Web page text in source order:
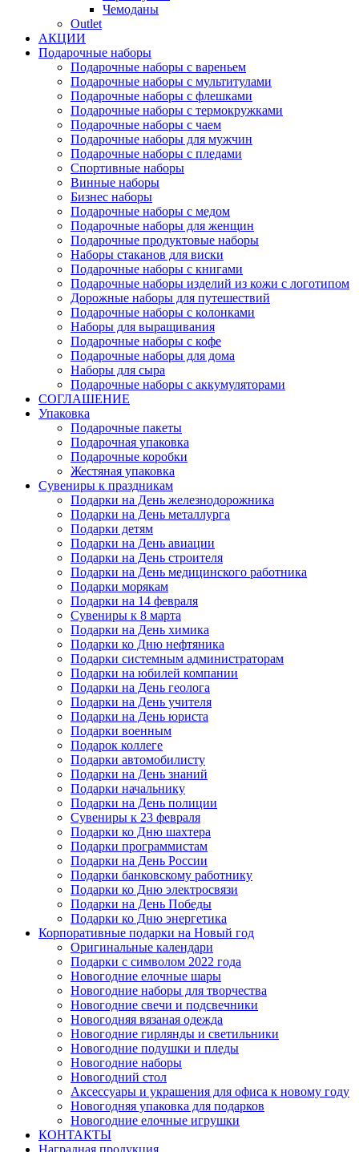
Чемоданы
Outlet
АКЦИИ
Подарочные наборы
Подарочные наборы с вареньем
Подарочные наборы с мультитулами
Подарочные наборы с флешками
Подарочные наборы с термокружками
Подарочные наборы с чаем
Подарочные наборы для мужчин
Подарочные наборы с пледами
Спортивные наборы
Винные наборы
Бизнес наборы
Подарочные наборы с медом
Подарочные наборы для женщин
Подарочные продуктовые наборы
Наборы стаканов для виски
Подарочные наборы с книгами
Подарочные наборы изделий из кожи с логотипом
Дорожные наборы для путешествий
Подарочные наборы с колонками
Наборы для выращивания
Подарочные наборы с кофе
Подарочные наборы для дома
Наборы для сыра
Подарочные наборы с аккумуляторами
СОГЛАШЕНИЕ
Упаковка
Подарочные пакеты
Подарочная упаковка
Подарочные коробки
Жестяная упаковка
Сувениры к праздникам
Подарки на День железнодорожника
Подарки на День металлурга
Подарки детям
Подарки на День авиации
Подарки на День строителя
Подарки на День медицинского работника
Подарки морякам
Подарки на 14 февраля
Сувениры к 8 марта
Подарки на День химика
Подарки ко Дню нефтяника
Подарки системным администраторам
Подарки на юбилей компании
Подарки на День геолога
Подарки на День учителя
Подарки на День юриста
Подарки военным
Подарок коллеге
Подарки автомобилисту
Подарки на День знаний
Подарки начальнику
Подарки на День полиции
Сувениры к 23 февраля
Подарки ко Дню шахтера
Подарки программистам
Подарки на День России
Подарки банковскому работнику
Подарки ко Дню электросвязи
Подарки на День Победы
Подарки ко Дню энергетика
Корпоративные подарки на Новый год
Оригинальные календари
Подарки с символом 2022 года
Новогодние елочные шары
Новогодние наборы для творчества
Новогодние свечи и подсвечники
Новогодняя вязаная одежда
Новогодние гирлянды и светильники
Новогодние подушки и пледы
Новогодние наборы
Новогодний стол
Аксессуары и украшения для офиса к новому году
Новогодняя упаковка для подарков
Новогодние елочные игрушки
КОНТАКТЫ
Наградная продукция